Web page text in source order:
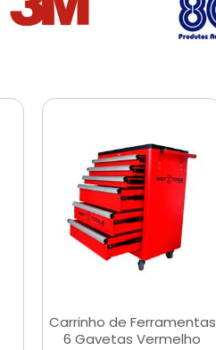
Carrinho de Ferramentas
6 Gavetas Vermelho